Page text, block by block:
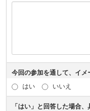
今回の参加を通して、イメ
はい
いいえ
「はい」と回答した場合